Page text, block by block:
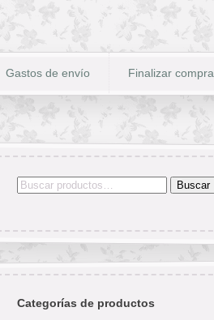
Gastos de envío Finalizar compra
Buscar
Buscar
Categorías de productos